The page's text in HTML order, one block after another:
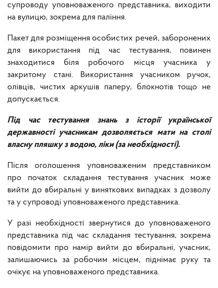
супроводу уповноваженого представника, виходити
на вулицю, зокрема для паління.
Пакет для розміщення особистих речей, заборонених
для використання під час тестування, повинен
знаходитися біля робочого місця учасника у
закритому стані. Використання учасником ручок,
олівців, чистих аркушів паперу, блокнотів тощо не
допускається.
Під час тестування знань з історії української
державності учасникам дозволяється мати на столі
власну пляшку з водою, ліки (за необхідності).
Після оголошення уповноваженим представником
про початок складання тестування учасник може
вийти до вбиральні у виняткових випадках з дозволу
та у супроводі уповноваженого представника.
У разі необхідності звернутися до уповноваженого
представника під час складання тестування, зокрема
повідомити про намір вийти до вбиральні, учасник,
залишаючись за робочим місцем, піднімає руку та
очікує на уповноваженого представника.